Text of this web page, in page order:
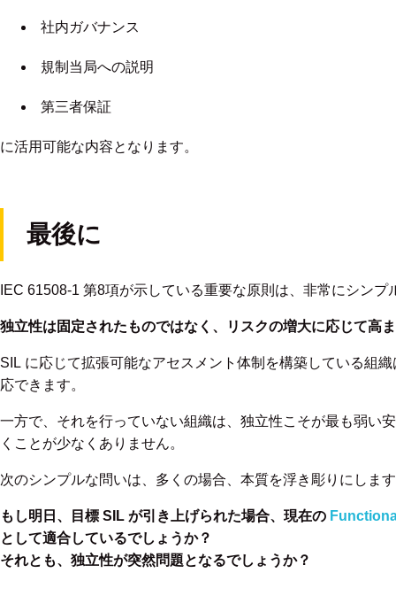
社内ガバナンス
規制当局への説明
第三者保証
に活用可能な内容となります。
最後に
IEC 61508-1 第8項が示している重要な原則は、非常にシンプ
独立性は固定されたものではなく、リスクの増大に応じて高
SIL に応じて拡張可能なアセスメント体制を構築している組
応できます。
一方で、それを行っていない組織は、独立性こそが最も弱い
くことが少なくありません。
次のシンプルな問いは、多くの場合、本質を浮き彫りにしま
もし明日、目標 SIL が引き上げられた場合、現在の
として適合しているでしょうか？
それとも、独立性が突然問題となるでしょうか？